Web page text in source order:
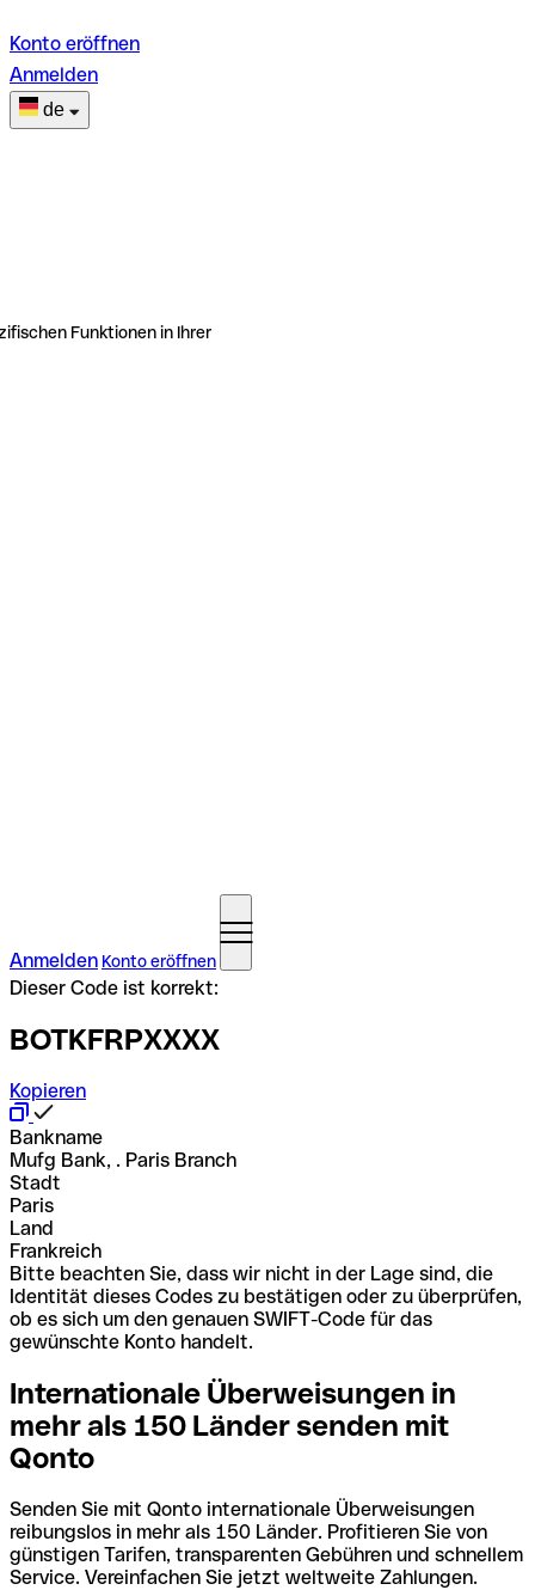
Konto eröffnen
Anmelden
de
Funktionen in Ihrer
Anmelden Konto eröffnen
Dieser Code ist korrekt:
BOTKFRPXXXX
Kopieren
Bankname
Mufg Bank, . Paris Branch
Stadt
Paris
Land
Frankreich
Bitte beachten Sie, dass wir nicht in der Lage sind, die
Identität dieses Codes zu bestätigen oder zu überprüfen,
ob es sich um den genauen SWIFT-Code für das
gewünschte Konto handelt.
Internationale Überweisungen in
mehr als 150 Länder senden mit
Qonto
Senden Sie mit Qonto internationale Überweisungen
reibungslos in mehr als 150 Länder. Profitieren Sie von
günstigen Tarifen, transparenten Gebühren und schnellem
Service. Vereinfachen Sie jetzt weltweite Zahlungen.